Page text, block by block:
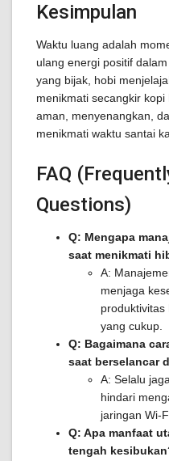
Kesimpulan
Waktu luang adalah
ulang energi positif
yang bijak, hobi
menikmati secangkir
aman, menyenangkan,
menikmati waktu santai
FAQ
Questions)
Q: Mengapa
saat menikmati
A:
menjaga
yang cukup.
Q: Bagaimana
saat berselancar
A: Selalu
hindari
jaringan Wi-
Q: Apa manfaat
tengah